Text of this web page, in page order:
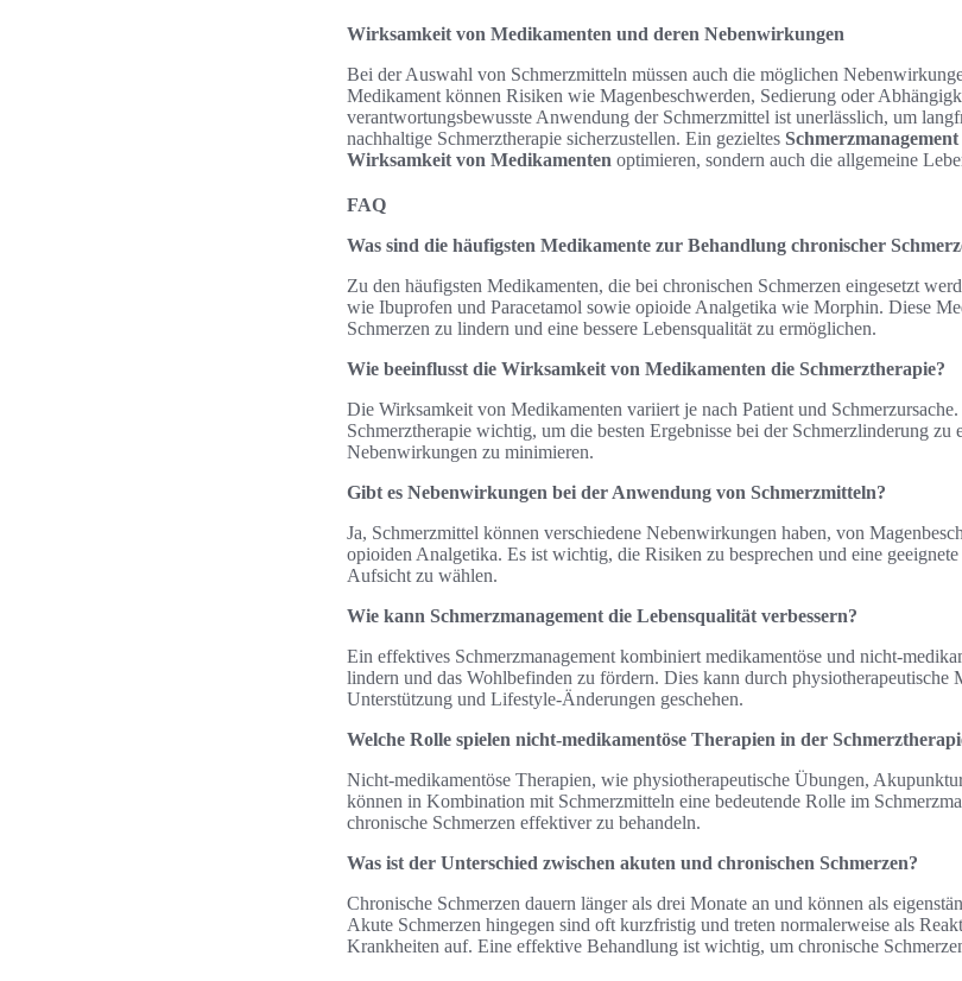
Wirksamkeit von Medikamenten und deren Nebenwirkungen
Bei der Auswahl von Schmerzmitteln müssen auch die möglichen
Medikament können Risiken wie Magenbeschwerden, Sedierung oder
verantwortungsbewusste Anwendung der Schmerzmittel ist unerlässlich, um
nachhaltige Schmerztherapie sicherzustellen. Ein gezieltes Schmerzmanagement
Wirksamkeit von Medikamenten optimieren, sondern auch die allgemeine
FAQ
Was sind die häufigsten Medikamente zur Behandlung chronischer
Zu den häufigsten Medikamenten, die bei chronischen Schmerzen eingesetzt
wie Ibuprofen und Paracetamol sowie opioide Analgetika wie Morphin. Diese
Schmerzen zu lindern und eine bessere Lebensqualität zu ermöglichen.
Wie beeinflusst die Wirksamkeit von Medikamenten die Schmerztherapie?
Die Wirksamkeit von Medikamenten variiert je nach Patient und
Schmerztherapie wichtig, um die besten Ergebnisse bei der Schmerzlinderung zu
Nebenwirkungen zu minimieren.
Gibt es Nebenwirkungen bei der Anwendung von Schmerzmitteln?
Ja, Schmerzmittel können verschiedene Nebenwirkungen haben, von
opioiden Analgetika. Es ist wichtig, die Risiken zu besprechen und eine
Aufsicht zu wählen.
Wie kann Schmerzmanagement die Lebensqualität verbessern?
Ein effektives Schmerzmanagement kombiniert medikamentöse und nicht-
lindern und das Wohlbefinden zu fördern. Dies kann durch physiotherapeutische
Unterstützung und Lifestyle-Änderungen geschehen.
Welche Rolle spielen nicht-medikamentöse Therapien in der
Nicht-medikamentöse Therapien, wie physiotherapeutische Übungen,
können in Kombination mit Schmerzmitteln eine bedeutende Rolle im
chronische Schmerzen effektiver zu behandeln.
Was ist der Unterschied zwischen akuten und chronischen Schmerzen?
Chronische Schmerzen dauern länger als drei Monate an und können als
Akute Schmerzen hingegen sind oft kurzfristig und treten normalerweise als
Krankheiten auf. Eine effektive Behandlung ist wichtig, um chronische